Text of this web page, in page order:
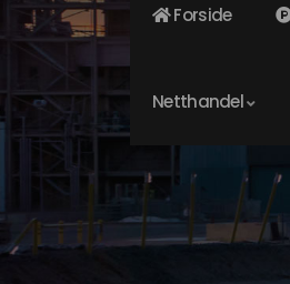
Forside
Netthandel